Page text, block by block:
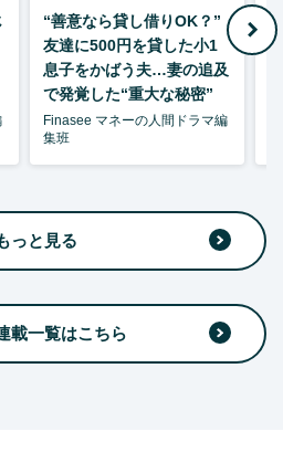
“善意なら貸し借りOK？”
友達に500円を貸した小1
息子をかばう夫…妻の追及
で発覚した“重大な秘密”
Finasee マネーの人間ドラマ編
集班
っと見る
載一覧はこちら